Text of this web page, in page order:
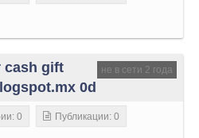
не в сети 2 года
cash gift
0d
0 Публикации: 0